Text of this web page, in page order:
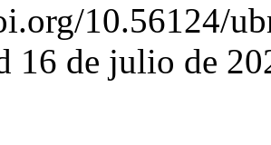
10.56124/
16 de julio de